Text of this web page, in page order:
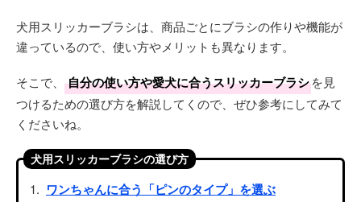
犬用スリッカーブラシは、商品ごとにブラシの作りや機能が
違っているので、使い方やメリットも異なります。
そこで、 自分の使い方や愛犬に合うスリッカーブラシを見
つけるための選び方を解説してくので、ぜひ参考にしてみて
くださいね。
犬用スリッカーブラシの選び方
ワンちゃんに合う「ピンのタイプ」を選ぶ